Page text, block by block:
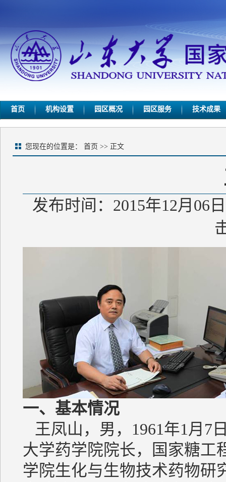
首页 机构设置 园区概况 园区服务 技术成果
您现在的位置是： 首页 >> 正文
发布时间：2015年12月
一、基本情况
王凤山，男，1961年1月7
大学药学院院长，国家糖工
学院生化与生物技术药物研